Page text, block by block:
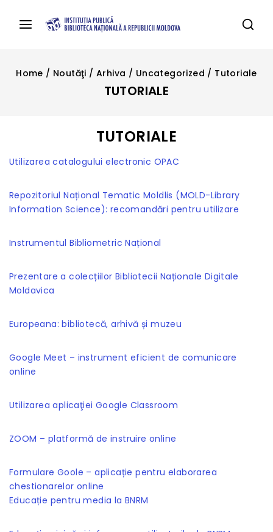
Home / Noutăţi / Arhiva / Uncategorized / Tutoriale
TUTORIALE
TUTORIALE
Utilizarea catalogului electronic OPAC
Repozitoriul Național Tematic Moldlis (MOLD-Library
Information Science): recomandări pentru utilizare
Instrumentul Bibliometric Național
Prezentare a colecțiilor Bibliotecii Naționale Digitale
Moldavica
Europeana: bibliotecă, arhivă și muzeu
Google Meet – instrument eficient de comunicare
online
Utilizarea aplicaţiei Google Classroom
ZOOM – platformă de instruire online
Formulare Goole – aplicație pentru elaborarea
chestionarelor online
Educație pentru media la BNRM